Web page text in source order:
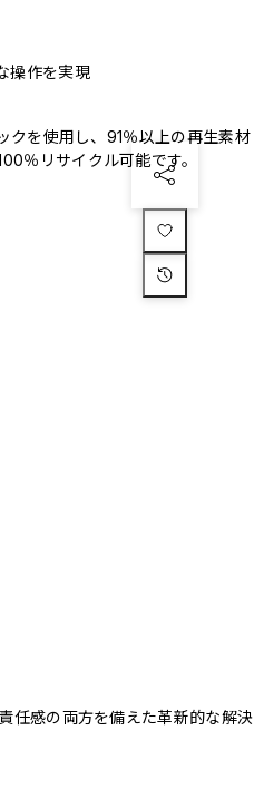
操作を実現
を使用し、91％以上の再生素材
％リサイクル可能です。
任感の両方を備えた革新的な解決